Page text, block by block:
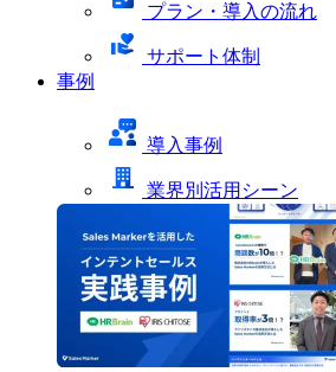
プラン・導入の流れ
サポート体制
事例
導入事例
業界別活用シーン